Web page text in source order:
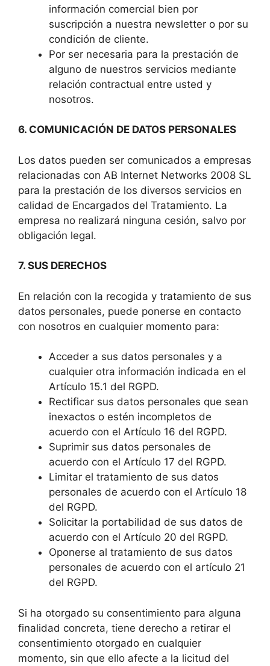
información comercial bien por
suscripción a nuestra newsletter o por su
condición de cliente.
Por ser necesaria para la prestación de
alguno de nuestros servicios mediante
relación contractual entre usted y
nosotros.
6. COMUNICACIÓN DE DATOS PERSONALES
Los datos pueden ser comunicados a empresas
relacionadas con AB Internet Networks 2008 SL
para la prestación de los diversos servicios en
calidad de Encargados del Tratamiento. La
empresa no realizará ninguna cesión, salvo por
obligación legal.
7. SUS DERECHOS
En relación con la recogida y tratamiento de sus
datos personales, puede ponerse en contacto
con nosotros en cualquier momento para:
Acceder a sus datos personales y a
cualquier otra información indicada en el
Artículo 15.1 del RGPD.
Rectificar sus datos personales que sean
inexactos o estén incompletos de
acuerdo con el Artículo 16 del RGPD.
Suprimir sus datos personales de
acuerdo con el Artículo 17 del RGPD.
Limitar el tratamiento de sus datos
personales de acuerdo con el Artículo 18
del RGPD.
Solicitar la portabilidad de sus datos de
acuerdo con el Artículo 20 del RGPD.
Oponerse al tratamiento de sus datos
personales de acuerdo con el artículo 21
del RGPD.
Si ha otorgado su consentimiento para alguna
finalidad concreta, tiene derecho a retirar el
consentimiento otorgado en cualquier
momento, sin que ello afecte a la licitud del